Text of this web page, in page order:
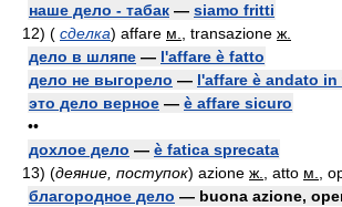
наше дело - табак — siamo fritti
12) ( сделка) affare м. , transazione ж.
дело в шляпе — l'affare è fatto
дело не выгорело — l'affare è andato in
это дело верное — è affare sicuro
••
дохлое дело — è fatica sprecata
13) (деяние, поступок) azione ж. , atto м. ,
благородное дело — buona azione,